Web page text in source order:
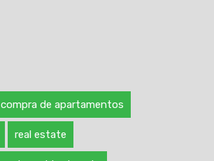
compra de apartamentos
real estate